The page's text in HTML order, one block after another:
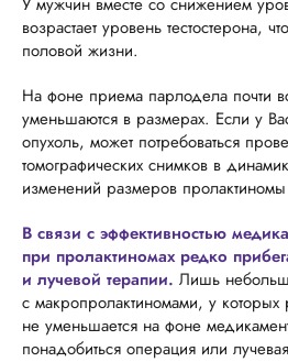
возрастает уровень тестостерона,
половой жизни.
На фоне приема парлодела почти
уменьшаются в размерах. Если у
опухоль, может потребоваться
томографических снимков в
изменений размеров
В связи с эффективностью
при пролактиномах редко
и лучевой терапии. Лишь
с макропролактиномами, у которых
не уменьшается на фоне
понадобиться операция или